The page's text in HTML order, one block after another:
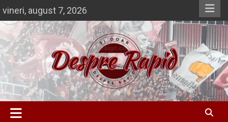
to
content
vineri, august 7, 2026
Despre Rapid
Si doar … despre Rapid